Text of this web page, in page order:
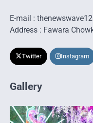
E-mail :
Address : Fawara
Twitter Instagram
Gallery